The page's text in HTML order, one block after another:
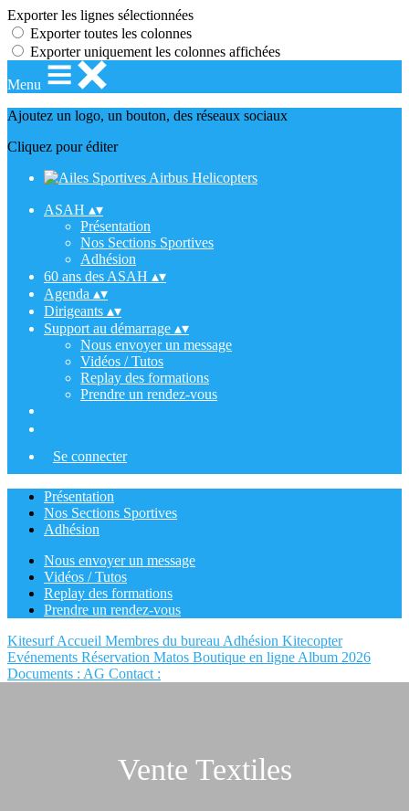
Exporter les lignes sélectionnées
Exporter toutes les colonnes
Exporter uniquement les colonnes affichées
Menu
Ajoutez un logo, un bouton, des réseaux sociaux
Cliquez pour éditer
ASAH ▴▾
Présentation
Nos Sections Sportives
Adhésion
60 ans des ASAH ▴▾
Agenda ▴▾
Dirigeants ▴▾
Support au démarrage ▴▾
Nous envoyer un message
Vidéos / Tutos
Replay des formations
Prendre un rendez-vous
Se connecter
Présentation
Nos Sections Sportives
Adhésion
Nous envoyer un message
Vidéos / Tutos
Replay des formations
Prendre un rendez-vous
Kitesurf Accueil Membres du bureau Adhésion Kitecopter
Evénements Réservation Matos Boutique en ligne Album 2026
Documents : AG Contact :
Vente Textiles